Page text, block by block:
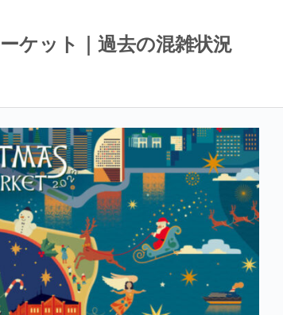
ケット｜過去の混雑状況